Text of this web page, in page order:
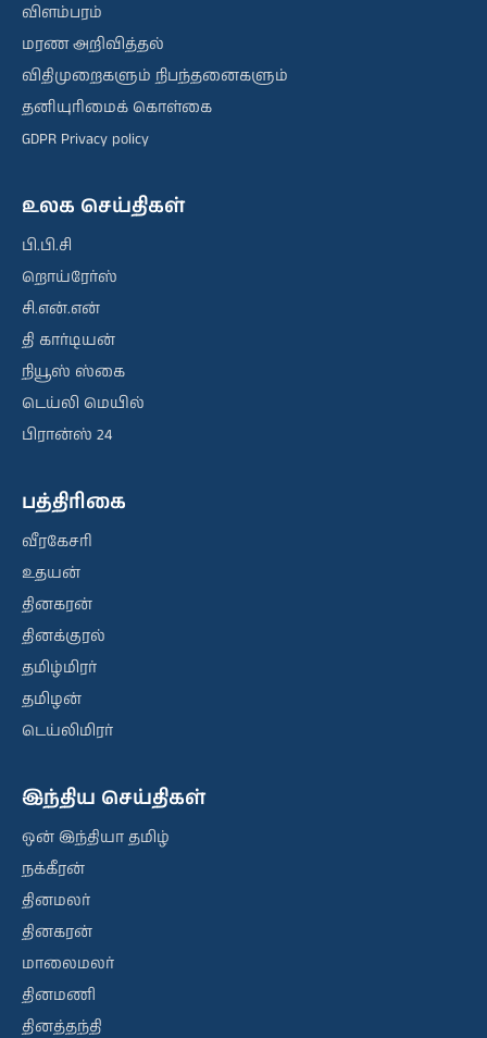
விளம்பரம்
மரண அறிவித்தல்
விதிமுறைகளும் நிபந்தனைகளும்
தனியுரிமைக் கொள்கை
GDPR Privacy policy
உலக செய்திகள்
பி.பி.சி
றொய்ரேர்ஸ்
சி.என்.என்
தி கார்டியன்
நியூஸ் ஸ்கை
டெய்லி மெயில்
பிரான்ஸ் 24
பத்திரிகை
வீரகேசரி
உதயன்
தினகரன்
தினக்குரல்
தமிழ்மிரர்
தமிழன்
டெய்லிமிரர்
இந்திய செய்திகள்
ஒன் இந்தியா தமிழ்
நக்கீரன்
தினமலர்
தினகரன்
மாலைமலர்
தினமணி
தினத்தந்தி